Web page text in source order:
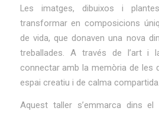
Les imatges, dibuixos i
transformar en composicions
de vida, que donaven una nova
treballades. A través de l’art i
connectar amb la memòria de les
espai creatiu i de calma compartida.
Aquest taller s’emmarca dins